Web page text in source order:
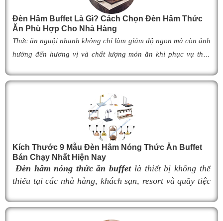
Đèn Hâm Buffet Là Gì? Cách Chọn Đèn Hâm Thức
Ăn Phù Hợp Cho Nhà Hàng
Thức ăn nguội nhanh không chỉ làm giảm độ ngon mà còn ảnh
hưởng đến hương vị và chất lượng món ăn khi phục vụ thực
thành giải pháp được nhiều nhà hàng, khách sạn và khu nghỉ
dưỡng lựa chọn nhờ khả năng giữ cho món ăn luôn ấm nóng,
thơm ngon như vừa mới chế biến. Vậy
tạo như thế nào, hoạt động ra sao và làm thế nào để lựa chọn
èn hâm nóng thức ănphù hợp, giúp tối ưu hiệu
quả giữ nhiệt cũng như nâng cao tính chuyên nghiệp cho
không gian buffet? Hãy cùng tìm hiểu ngay trong bài viết dưới
Kích Thước 9 Mẫu Đèn Hâm Nóng Thức Ăn Buffet
Bán Chạy Nhất Hiện Nay
Đèn hâm nóng thức ăn buffetlà thiết bị không thể
thiếu tại các nhà hàng, khách sạn, resort và quầy tiệc
món ăn luôn nóng hổi, thơm ngon trong suốt thời gian
phục vụ, đèn hâm buffet còn góp phần nâng cao tính